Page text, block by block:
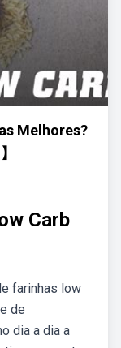
Melhores?
Carb
farinhas low
de
dia a dia a